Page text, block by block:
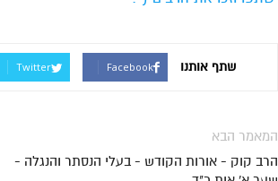
שתף אותנו Facebook
Twitter
המאמר הבא
הרב קוק - אורות הקודש - בעלי הנסתר והנגלה -